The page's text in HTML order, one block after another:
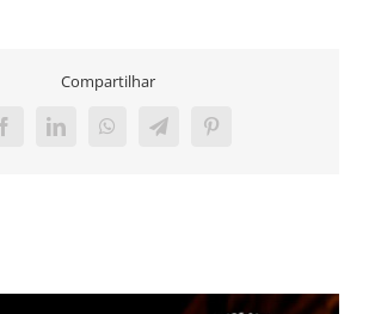
Compartilhar
FacebookLinkedInWhatsAppTelegramPinterest